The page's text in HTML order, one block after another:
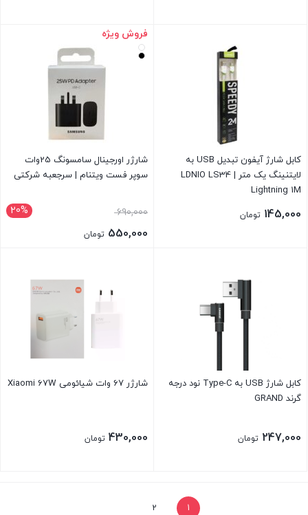
کابل شارژ آیفون تبدیل USB به
لایتنینگ یک متر | LDNIO LS34
Lightning 1M
145,000 تومان
فروش ویژه
شارژر اورجینال سامسونگ 25وات
سوپر فست ویتنام | سرجعبه شرکتی
20% 690,000
550,000 تومان
کابل شارژ USB به Type-C نود درجه
گرند GRAND
247,000 تومان
شارژر 67 وات شیائومی Xiaomi 67W
430,000 تومان
1
2